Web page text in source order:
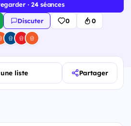
· 24 séances
Discuter 0 0
liste Partager